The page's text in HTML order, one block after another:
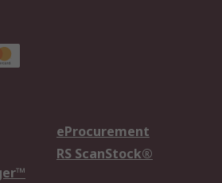
eProcurement
RS ScanStock®